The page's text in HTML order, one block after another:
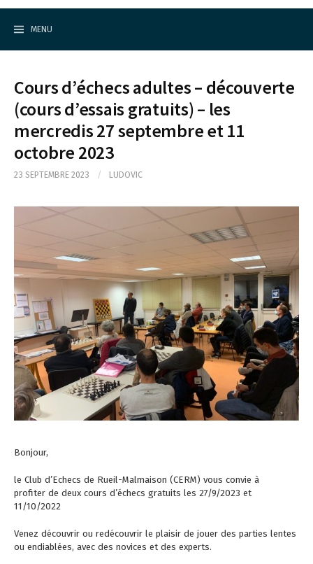
S
MENU
Cours d’échecs adultes – découverte
(cours d’essais gratuits) – les
mercredis 27 septembre et 11
octobre 2023
23 SEPTEMBRE 2023 / LUDOVIC
Bonjour,
le Club d’Echecs de Rueil-Malmaison (CERM) vous convie à
profiter de deux cours d’échecs gratuits les 27/9/2023 et
11/10/2022
Venez découvrir ou redécouvrir le plaisir de jouer des parties lentes
ou endiablées, avec des novices et des experts.